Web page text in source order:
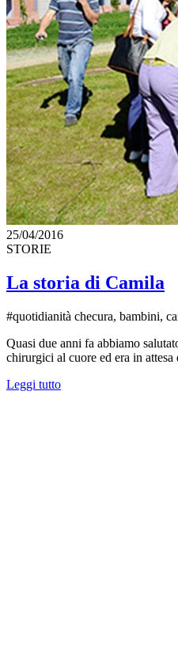
25/04/2016
STORIE
La storia di Camila
#quotidianità checura, bambini,
Quasi due anni fa abbiamo
chirurgici al cuore ed era in
Leggi tutto